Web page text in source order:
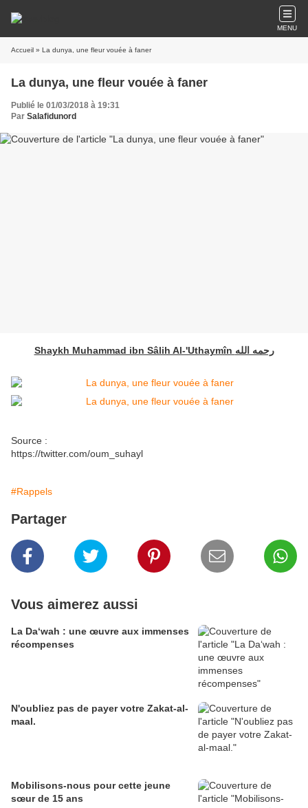
MENU
Accueil » La dunya, une fleur vouée à faner
La dunya, une fleur vouée à faner
Publié le 01/03/2018 à 19:31
Par Salafidunord
Shaykh Muhammad ibn Sâlih Al-'Uthaymîn رحمه الله
Source :
https://twitter.com/oum_suhayl
#Rappels
Partager
Vous aimerez aussi
La Da‘wah : une œuvre aux immenses
récompenses
N'oubliez pas de payer votre Zakat-al-
maal.
Mobilisons-nous pour cette jeune
sœur de 15 ans